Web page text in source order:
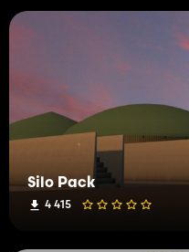
Silo Pack
4 415